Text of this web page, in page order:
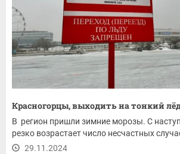
Красногорцы, выходить на тонкий
В регион пришли зимние морозы. С
резко возрастает число несчастных
29.11.2024